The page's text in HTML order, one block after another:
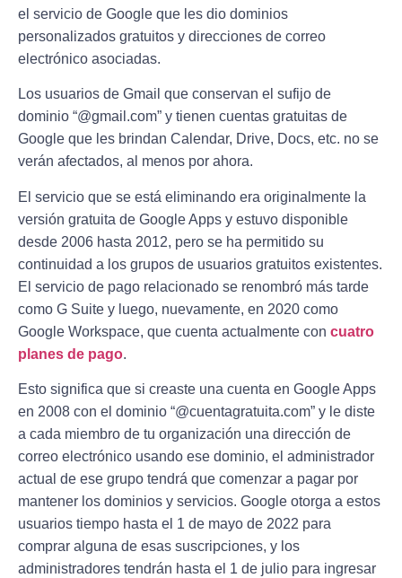
el servicio de Google que les dio dominios
personalizados gratuitos y direcciones de correo
electrónico asociadas.
Los usuarios de Gmail que conservan el sufijo de
dominio “@gmail.com” y tienen cuentas gratuitas de
Google que les brindan Calendar, Drive, Docs, etc. no se
verán afectados, al menos por ahora.
El servicio que se está eliminando era originalmente la
versión gratuita de Google Apps y estuvo disponible
desde 2006 hasta 2012, pero se ha permitido su
continuidad a los grupos de usuarios gratuitos existentes.
El servicio de pago relacionado se renombró más tarde
como G Suite y luego, nuevamente, en 2020 como
Google Workspace, que cuenta actualmente con cuatro
planes de pago.
Esto significa que si creaste una cuenta en Google Apps
en 2008 con el dominio “@cuentagratuita.com” y le diste
a cada miembro de tu organización una dirección de
correo electrónico usando ese dominio, el administrador
actual de ese grupo tendrá que comenzar a pagar por
mantener los dominios y servicios. Google otorga a estos
usuarios tiempo hasta el 1 de mayo de 2022 para
comprar alguna de esas suscripciones, y los
administradores tendrán hasta el 1 de julio para ingresar